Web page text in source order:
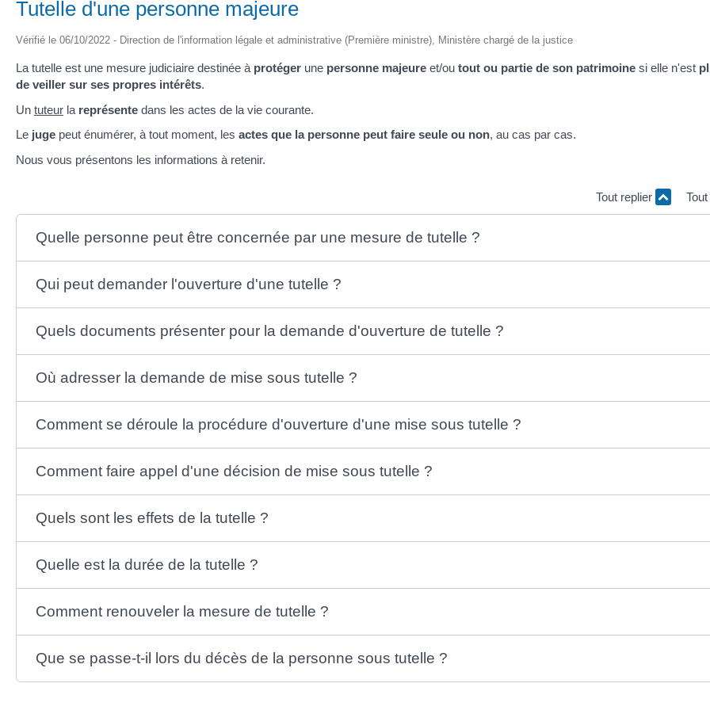
Tutelle d'une personne majeure
Vérifié le 06/10/2022 - Direction de l'information légale et administrative (Première ministre), Ministère chargé de la justice
La tutelle est une mesure judiciaire destinée à protéger une personne majeure et/ou tout ou partie de son patrimoine si elle n'est
de veiller sur ses propres intérêts.
Un tuteur la représente dans les actes de la vie courante.
Le juge peut énumérer, à tout moment, les actes que la personne peut faire seule ou non, au cas par cas.
Nous vous présentons les informations à retenir.
Tout replier
Quelle personne peut être concernée par une mesure de tutelle ?
Qui peut demander l'ouverture d'une tutelle ?
Quels documents présenter pour la demande d'ouverture de tutelle ?
Où adresser la demande de mise sous tutelle ?
Comment se déroule la procédure d'ouverture d'une mise sous tutelle ?
Comment faire appel d'une décision de mise sous tutelle ?
Quels sont les effets de la tutelle ?
Quelle est la durée de la tutelle ?
Comment renouveler la mesure de tutelle ?
Que se passe-t-il lors du décès de la personne sous tutelle ?